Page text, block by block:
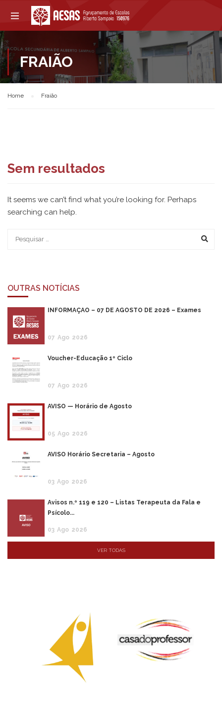
FRAIÃO
Home Fraião
Sem resultados
It seems we can’t find what you’re looking for. Perhaps
searching can help.
OUTRAS NOTÍCIAS
INFORMAÇÃO – 07 DE AGOSTO DE 2026 – Exames
07 Ago 2026
Voucher-Educação 1º Ciclo
07 Ago 2026
AVISO — Horário de Agosto
05 Ago 2026
AVISO Horário Secretaria – Agosto
03 Ago 2026
Avisos n.º 119 e 120 – Listas Terapeuta da Fala e
Psícolo...
03 Ago 2026
VER TODAS